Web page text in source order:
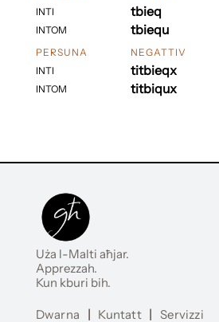
INTI
INTOM
tbieq
tbiequ
PERSUNA
INTI
INTOM
NEGATTIV
titbieqx
titbiqux
Uża l-Malti aħjar.
Apprezzah.
Kun kburi bih.
Dwarna | Kuntatt | Servizzi